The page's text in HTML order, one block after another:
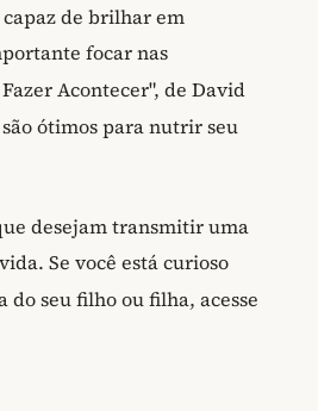
de brilhar em
focar nas
Acontecer", de David
ótimos para nutrir seu
desejam transmitir uma
Se você está curioso
seu filho ou filha, acesse